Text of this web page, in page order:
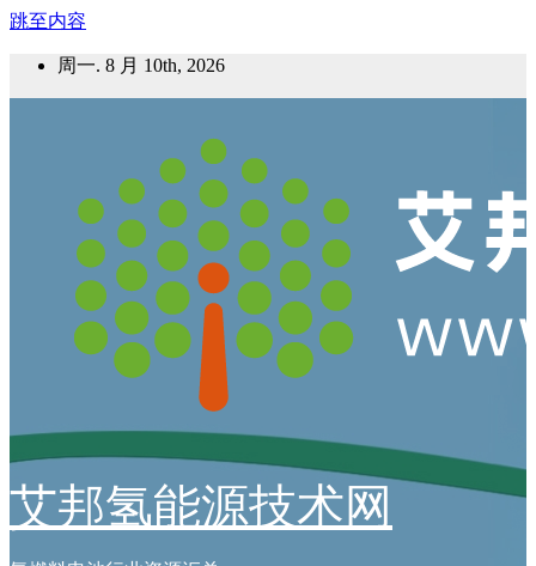
跳至内容
周一. 8 月 10th, 2026
艾邦氢能源技术网